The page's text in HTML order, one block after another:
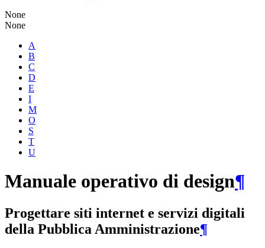
None
None
A
B
C
D
E
I
M
O
S
T
U
Manuale operativo di design¶
Progettare siti internet e servizi digitali
della Pubblica Amministrazione¶